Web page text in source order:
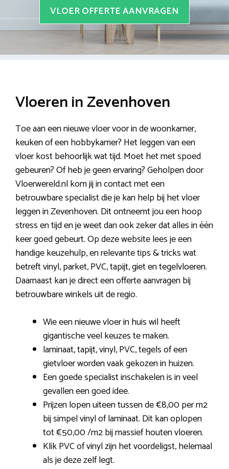
VLOER OFFERTE AANVRAGEN
Vloeren in Zevenhoven
Toe aan een nieuwe vloer voor in de woonkamer,
keuken of een hobbykamer? Het leggen van een
vloer kost behoorlijk wat tijd. Moet het met spoed
gebeuren? Of heb je geen ervaring? Geholpen door
Vloerwereld.nl kom jij in contact met een
betrouwbare specialist die je kan help bij het vloer
leggen in Zevenhoven. Dit ontneemt jou een hoop
stress en tijd en je weet dan ook zeker dat alles in één
keer goed gebeurt. Op deze website lees je een
handige keuzehulp, en relevante tips & tricks wat
betreft vinyl, parket, PVC, tapijt, giet en tegelvloeren.
Daarnaast kan je direct een offerte aanvragen bij
betrouwbare winkels uit de regio.
Wie een nieuwe vloer in huis wil heeft
gigantische veel keuzes te maken.
laminaat, tapijt, vinyl, PVC, tegels of een
gietvloer worden vaak gekozen in huizen.
Een goede specialist inschakelen is in veel
gevallen een goed idee.
Prijzen lopen uiteen tussen de €8,00 per m2
bij simpel vinyl of laminaat. Dit kan oplopen
tot €50,00 /m2 bij massief houten vloeren.
Klik PVC of vinyl zijn het voordeligst, helemaal
als je deze zelf legt.